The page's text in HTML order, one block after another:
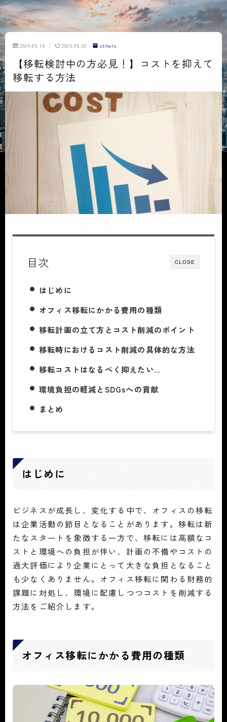
2024.05.14 2025.05.02 others
【移転検討中の方必見！】コストを抑えて
移転する方法
CLOSE
目次
はじめに
オフィス移転にかかる費用の種類
移転計画の立て方とコスト削減のポイント
移転時におけるコスト削減の具体的な方法
移転コストはなるべく抑えたい…
環境負担の軽減とSDGsへの貢献
まとめ
はじめに
ビジネスが成長し、変化する中で、オフィスの移転
は企業活動の節目となることがあります。移転は新
たなスタートを象徴する一方で、移転には高額なコ
ストと環境への負担が伴い、計画の不備やコストの
過大評価により企業にとって大きな負担となること
も少なくありません。オフィス移転に関わる財務的
課題に対処し、環境に配慮しつつコストを削減する
方法をご紹介します。
オフィス移転にかかる費用の種類